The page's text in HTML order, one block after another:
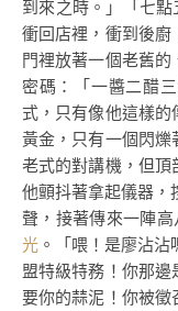
到來之時。」「七
衝回店裡，衝到後
門裡放著一個老舊
密碼：「一醬二醋
式，只有像他這樣
黃金，只有一個閃
老式的對講機，但頂
他顫抖著拿起儀器
聲，接著傳來一陣
光 。「喂！是廖沾
盟特級特務！你那
要你的蒜泥！你被